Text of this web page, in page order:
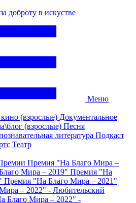
доброту в искустве
Меню
(взрослые) Документальное
(взрослые) Песня
литература Подкаст
Театр
Премия "На Благо Мира –
Мира – 2019" Премия "На
Премия "На Благо Мира – 2021"
– 2022" - Любительский
Благо Мира – 2022" -